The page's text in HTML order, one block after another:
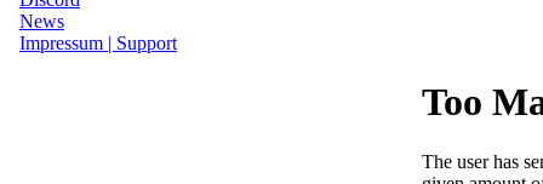
News
Impressum | Support